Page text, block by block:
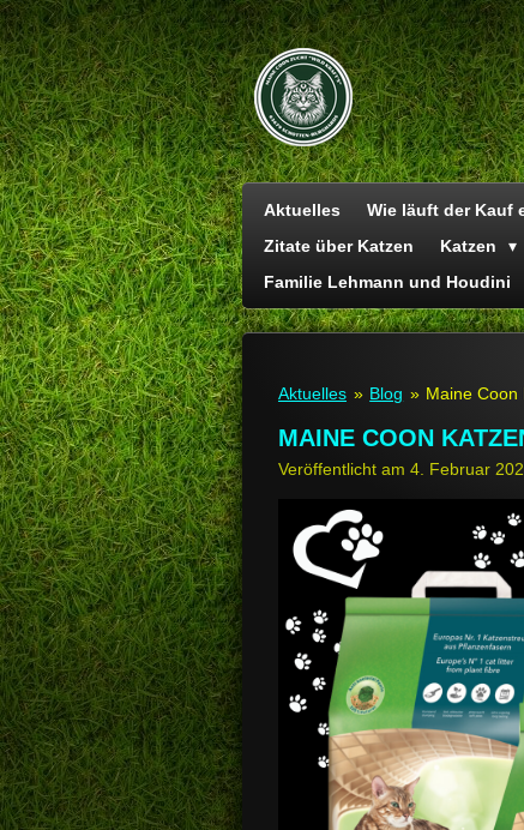
Zum
Hauptinhalt
springen
Aktuelles Wie läuft der Kauf
Zitate über Katzen
Katzen
Familie Lehmann und Houdini
Aktuelles » Blog » Maine Coon
MAINE COON
Veröffentlicht am 4. Februar